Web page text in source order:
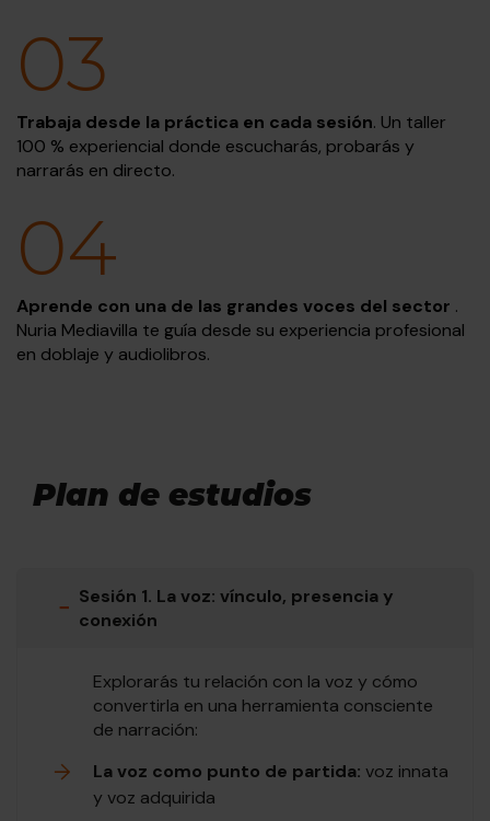
03
Trabaja desde la práctica en cada sesión. Un taller
100 % experiencial donde escucharás, probarás y
narrarás en directo.
04
Aprende con una de las grandes voces del sector .
Nuria Mediavilla te guía desde su experiencia profesional
en doblaje y audiolibros.
Plan de estudios
− Sesión 1. La voz: vínculo, presencia y
conexión
Explorarás tu relación con la voz y cómo
convertirla en una herramienta consciente
de narración:
La voz como punto de partida: voz innata
y voz adquirida